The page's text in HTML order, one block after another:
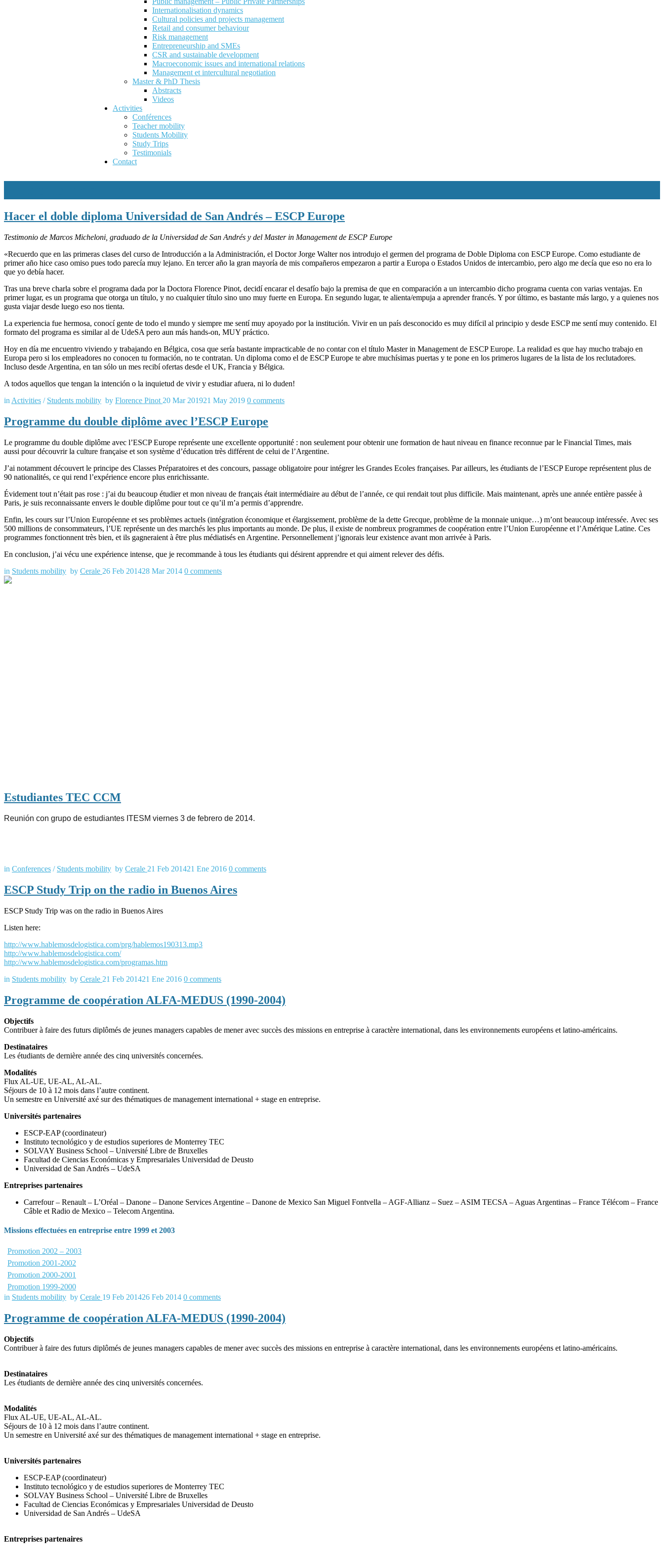
Internationalisation dynamics
Cultural policies and projects management
Retail and consumer behaviour
Risk management
Entrepreneurship and SMEs
CSR and sustainable development
Macroeconomic issues and international relations
Management et intercultural negotiation
Master & PhD Thesis
Abstracts
Videos
Activities
Conférences
Teacher mobility
Students Mobility
Study Trips
Testimonials
Contact
Hacer el doble diploma Universidad de San Andrés – ESCP Europe
Testimonio de Marcos Micheloni, graduado de la Universidad de San Andrés y del Master in Management de ESCP Europe
«Recuerdo que en las primeras clases del curso de Introducción a la Administración, el Doctor Jorge Walter nos introdujo el germen del programa de Doble Diploma con ESCP Europe. Como estudiante de
primer año hice caso omiso pues todo parecía muy lejano. En tercer año la gran mayoría de mis compañeros empezaron a partir a Europa o Estados Unidos de intercambio, pero algo me decía que eso no era lo
que yo debía hacer.
Tras una breve charla sobre el programa dada por la Doctora Florence Pinot, decidí encarar el desafío bajo la premisa de que en comparación a un intercambio dicho programa cuenta con varias ventajas. En
primer lugar, es un programa que otorga un título, y no cualquier título sino uno muy fuerte en Europa. En segundo lugar, te alienta/empuja a aprender francés. Y por último, es bastante más largo, y a quienes nos
gusta viajar desde luego eso nos tienta.
La experiencia fue hermosa, conocí gente de todo el mundo y siempre me sentí muy apoyado por la institución. Vivir en un país desconocido es muy difícil al principio y desde ESCP me sentí muy contenido. El
formato del programa es similar al de UdeSA pero aun más hands-on, MUY práctico.
Hoy en día me encuentro viviendo y trabajando en Bélgica, cosa que sería bastante impracticable de no contar con el título Master in Management de ESCP Europe. La realidad es que hay mucho trabajo en
Europa pero si los empleadores no conocen tu formación, no te contratan. Un diploma como el de ESCP Europe te abre muchísimas puertas y te pone en los primeros lugares de la lista de los reclutadores.
Incluso desde Argentina, en tan sólo un mes recibí ofertas desde el UK, Francia y Bélgica.
A todos aquellos que tengan la intención o la inquietud de vivir y estudiar afuera, ni lo duden!
in Activities / Students mobility by Florence Pinot 20 Mar 201921 May 2019 0 comments
Programme du double diplôme avec l’ESCP Europe
Le programme du double diplôme avec l’ESCP Europe représente une excellente opportunité : non seulement pour obtenir une formation de haut niveau en finance reconnue par le Financial Times, mais
aussi pour découvrir la culture française et son système d’éducation très différent de celui de l’Argentine.
J’ai notamment découvert le principe des Classes Préparatoires et des concours, passage obligatoire pour intégrer les Grandes Ecoles françaises. Par ailleurs, les étudiants de l’ESCP Europe représentent plus de
90 nationalités, ce qui rend l’expérience encore plus enrichissante.
Évidement tout n’était pas rose : j’ai du beaucoup étudier et mon niveau de français était intermédiaire au début de l’année, ce qui rendait tout plus difficile. Mais maintenant, après une année entière passée à
Paris, je suis reconnaissante envers le double diplôme pour tout ce qu’il m’a permis d’apprendre.
Enfin, les cours sur l’Union Européenne et ses problèmes actuels (intégration économique et élargissement, problème de la dette Grecque, problème de la monnaie unique…) m’ont beaucoup intéressée. Avec ses
500 millions de consommateurs, l’UE représente un des marchés les plus importants au monde. De plus, il existe de nombreux programmes de coopération entre l’Union Européenne et l’Amérique Latine. Ces
programmes fonctionnent très bien, et ils gagneraient à être plus médiatisés en Argentine. Personnellement j’ignorais leur existence avant mon arrivée à Paris.
En conclusion, j’ai vécu une expérience intense, que je recommande à tous les étudiants qui désirent apprendre et qui aiment relever des défis.
in Students mobility by Cerale 26 Feb 201428 Mar 2014 0 comments
Estudiantes TEC CCM
Reunión con grupo de estudiantes ITESM viernes 3 de febrero de 2014.
in Conferences / Students mobility by Cerale 21 Feb 201421 Ene 2016 0 comments
ESCP Study Trip on the radio in Buenos Aires
ESCP Study Trip was on the radio in Buenos Aires
Listen here:
http://www.hablemosdelogistica.com/prg/hablemos190313.mp3
http://www.hablemosdelogistica.com/
http://www.hablemosdelogistica.com/programas.htm
in Students mobility by Cerale 21 Feb 201421 Ene 2016 0 comments
Programme de coopération ALFA-MEDUS (1990-2004)
Objectifs
Contribuer à faire des futurs diplômés de jeunes managers capables de mener avec succès des missions en entreprise à caractère international, dans les environnements européens et latino-américains.
Destinataires
Les étudiants de dernière année des cinq universités concernées.
Modalités
Flux AL-UE, UE-AL, AL-AL.
Séjours de 10 à 12 mois dans l’autre continent.
Un semestre en Université axé sur des thématiques de management international + stage en entreprise.
Universités partenaires
ESCP-EAP (coordinateur)
Instituto tecnológico y de estudios superiores de Monterrey TEC
SOLVAY Business School – Université Libre de Bruxelles
Facultad de Ciencias Económicas y Empresariales Universidad de Deusto
Universidad de San Andrés – UdeSA
Entreprises partenaires
Carrefour – Renault – L’Oréal – Danone – Danone Services Argentine – Danone de Mexico San Miguel Fontvella – AGF-Allianz – Suez – ASIM TECSA – Aguas Argentinas – France Télécom – France
Câble et Radio de Mexico – Telecom Argentina.
Missions effectuées en entreprise entre 1999 et 2003
Promotion 2002 – 2003
Promotion 2001-2002
Promotion 2000-2001
Promotion 1999-2000
in Students mobility by Cerale 19 Feb 201426 Feb 2014 0 comments
Programme de coopération ALFA-MEDUS (1990-2004)
Objectifs
Contribuer à faire des futurs diplômés de jeunes managers capables de mener avec succès des missions en entreprise à caractère international, dans les environnements européens et latino-américains.
Destinataires
Les étudiants de dernière année des cinq universités concernées.
Modalités
Flux AL-UE, UE-AL, AL-AL.
Séjours de 10 à 12 mois dans l’autre continent.
Un semestre en Université axé sur des thématiques de management international + stage en entreprise.
Universités partenaires
ESCP-EAP (coordinateur)
Instituto tecnológico y de estudios superiores de Monterrey TEC
SOLVAY Business School – Université Libre de Bruxelles
Facultad de Ciencias Económicas y Empresariales Universidad de Deusto
Universidad de San Andrés – UdeSA
Entreprises partenaires